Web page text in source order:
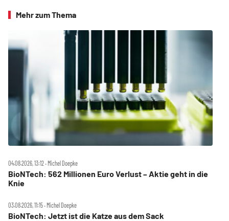
Mehr zum Thema
04.08.2026, 13:12 ‧ Michel Doepke
BioNTech: 562 Millionen Euro Verlust – Aktie geht in die
Knie
03.08.2026, 11:15 ‧ Michel Doepke
BioNTech: Jetzt ist die Katze aus dem Sack